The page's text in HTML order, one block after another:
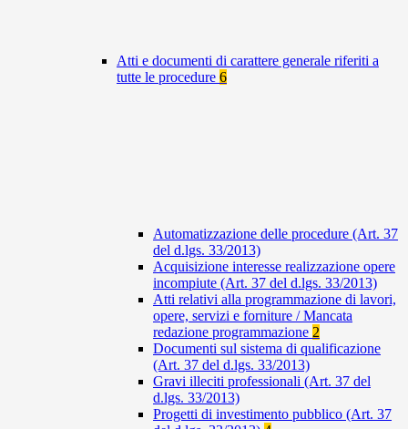
Atti e documenti di carattere generale riferiti a
tutte le procedure 6
Automatizzazione delle procedure (Art. 37
del d.lgs. 33/2013)
Acquisizione interesse realizzazione opere
incompiute (Art. 37 del d.lgs. 33/2013)
Atti relativi alla programmazione di lavori,
opere, servizi e forniture / Mancata
redazione programmazione 2
Documenti sul sistema di qualificazione
(Art. 37 del d.lgs. 33/2013)
Gravi illeciti professionali (Art. 37 del
d.lgs. 33/2013)
Progetti di investimento pubblico (Art. 37